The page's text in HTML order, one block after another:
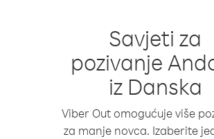
Savjeti za
pozivanje
iz Danska
Viber Out omogućuje više
za manje novca. Izaberite